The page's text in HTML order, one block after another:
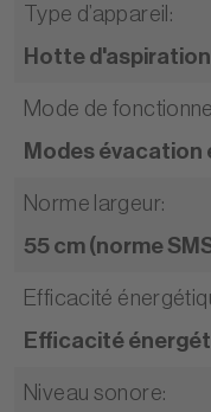
Type d’appareil :
Hotte
Mode de
Modes
Norme largeur:
55 cm (norme
Efficacité
Efficacité
Niveau sonore: